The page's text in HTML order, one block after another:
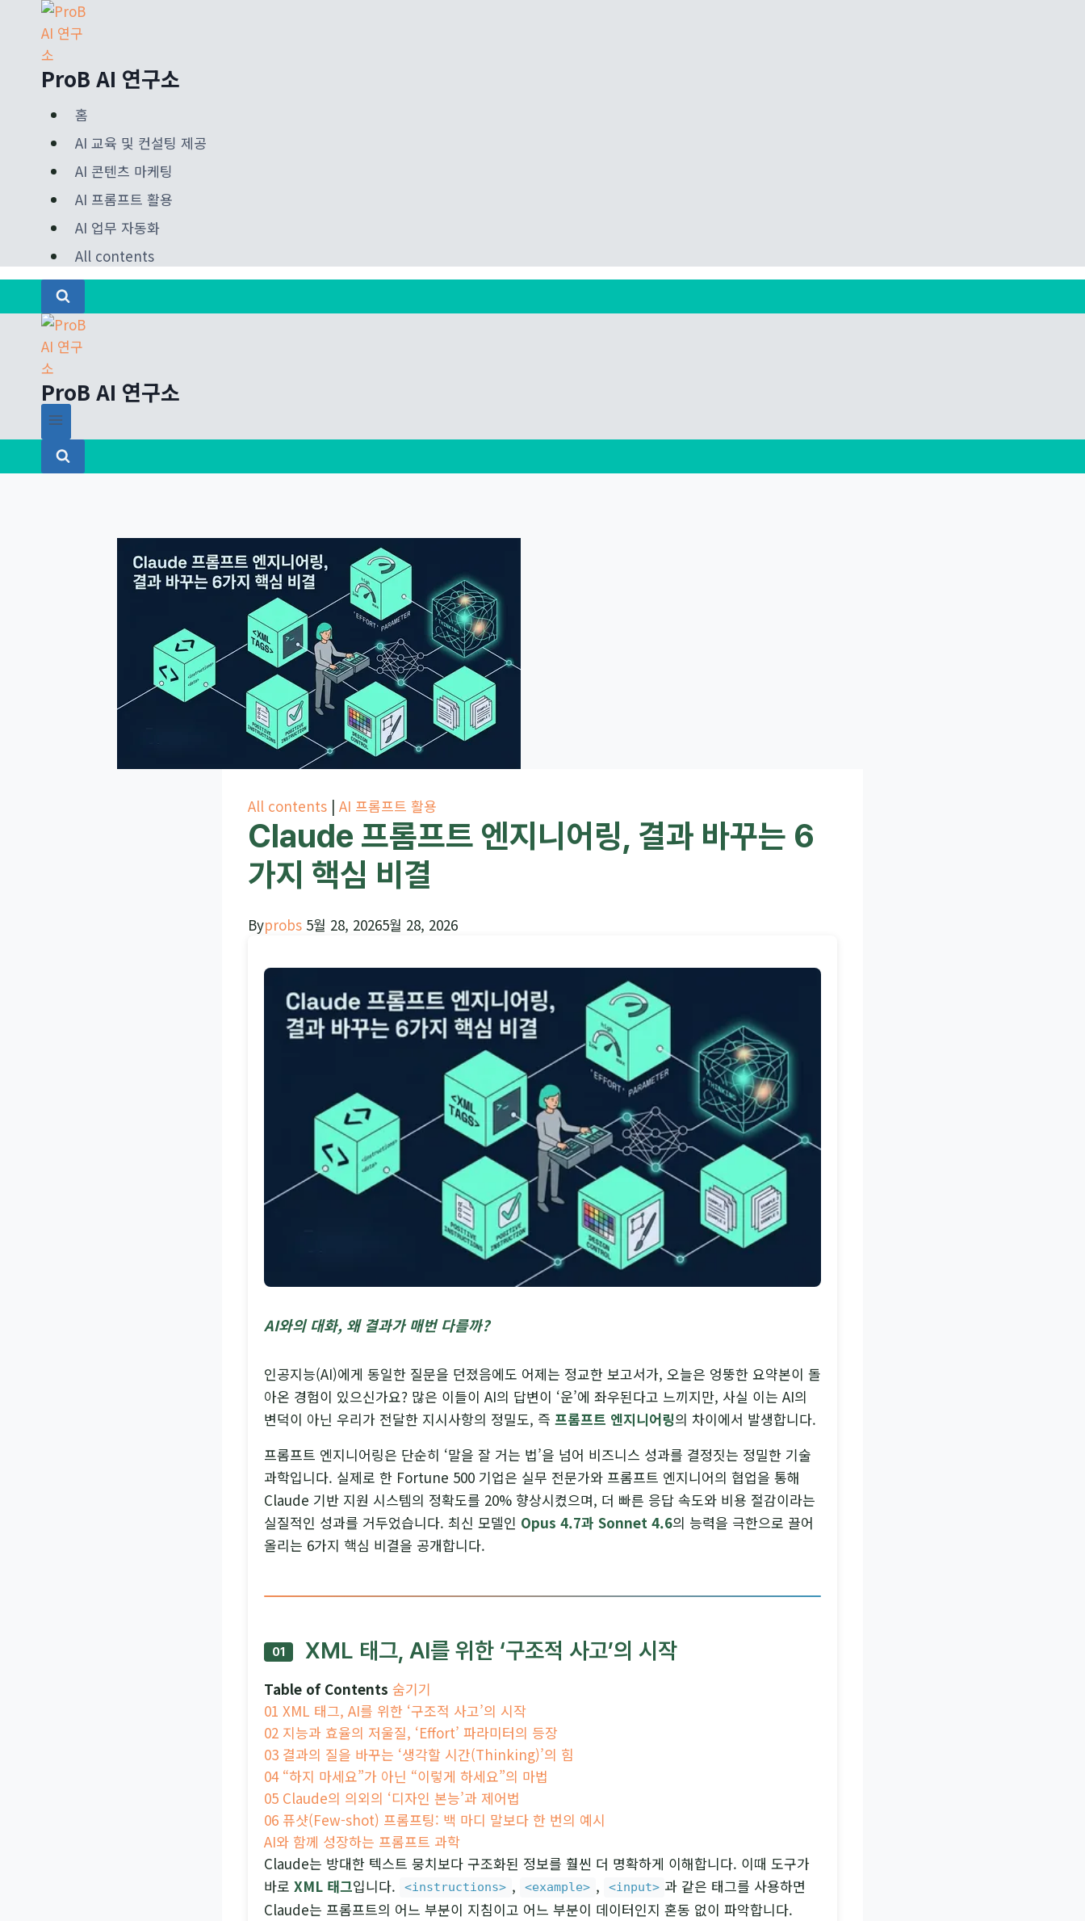
content
ProB AI 연구소
홈
AI 교육 및 컨설팅 제공
AI 콘텐츠 마케팅
AI 프롬프트 활용
AI 업무 자동화
All contents
ProB AI 연구소
All contents | AI 프롬프트 활용
Claude 프롬프트 엔지니어링, 결과 바꾸는 6
가지 핵심 비결
Byprobs 5월 28, 20265월 28, 2026
AI와의 대화, 왜 결과가 매번 다를까?
인공지능(AI)에게 동일한 질문을 던졌음에도 어제는 정교한 보고서가, 오늘은 엉뚱한 요약본이 돌
아온 경험이 있으신가요? 많은 이들이 AI의 답변이 ‘운’에 좌우된다고 느끼지만, 사실 이는 AI의
변덕이 아닌 우리가 전달한 지시사항의 정밀도, 즉 프롬프트 엔지니어링의 차이에서 발생합니다.
프롬프트 엔지니어링은 단순히 ‘말을 잘 거는 법’을 넘어 비즈니스 성과를 결정짓는 정밀한 기술
과학입니다. 실제로 한 Fortune 500 기업은 실무 전문가와 프롬프트 엔지니어의 협업을 통해
Claude 기반 지원 시스템의 정확도를 20% 향상시켰으며, 더 빠른 응답 속도와 비용 절감이라는
실질적인 성과를 거두었습니다. 최신 모델인 Opus 4.7과 Sonnet 4.6의 능력을 극한으로 끌어
올리는 6가지 핵심 비결을 공개합니다.
01 XML 태그, AI를 위한 ‘구조적 사고’의 시작
Table of Contents 숨기기
01 XML 태그, AI를 위한 ‘구조적 사고’의 시작
02 지능과 효율의 저울질, ‘Effort’ 파라미터의 등장
03 결과의 질을 바꾸는 ‘생각할 시간(Thinking)’의 힘
04 “하지 마세요”가 아닌 “이렇게 하세요”의 마법
05 Claude의 의외의 ‘디자인 본능’과 제어법
06 퓨샷(Few-shot) 프롬프팅: 백 마디 말보다 한 번의 예시
AI와 함께 성장하는 프롬프트 과학
Claude는 방대한 텍스트 뭉치보다 구조화된 정보를 훨씬 더 명확하게 이해합니다. 이때 도구가
바로 XML 태그입니다. <instructions> , <example> , <input> 과 같은 태그를 사용하면
Claude는 프롬프트의 어느 부분이 지침이고 어느 부분이 데이터인지 혼동 없이 파악합니다.